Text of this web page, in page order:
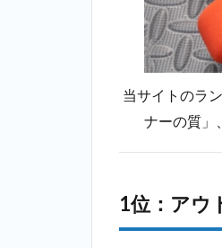
位：ファ
ディー
（FURDI）
＿下丸子
2.5
5位：
ミヤザキジ
丸子
2.6
6
当サイトのラ
ナーの質」
1位：アウ